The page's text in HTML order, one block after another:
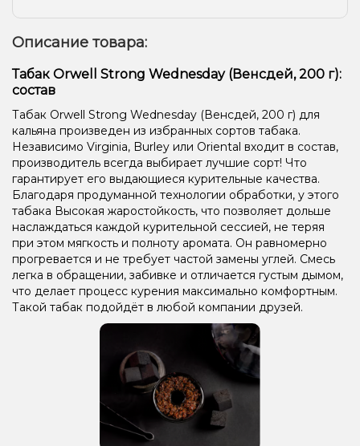
Описание товара:
Табак Orwell Strong Wednesday (Венсдей, 200 г):
состав
Табак Orwell Strong Wednesday (Венсдей, 200 г) для
кальяна произведен из избранных сортов табака.
Независимо Virginia, Burley или Oriental входит в состав,
производитель всегда выбирает лучшие сорт! Что
гарантирует его выдающиеся курительные качества.
Благодаря продуманной технологии обработки, у этого
табака Высокая жаростойкость, что позволяет дольше
наслаждаться каждой курительной сессией, не теряя
при этом мягкость и полноту аромата. Он равномерно
прогревается и не требует частой замены углей. Смесь
легка в обращении, забивке и отличается густым дымом,
что делает процесс курения максимально комфортным.
Такой табак подойдёт в любой компании друзей.